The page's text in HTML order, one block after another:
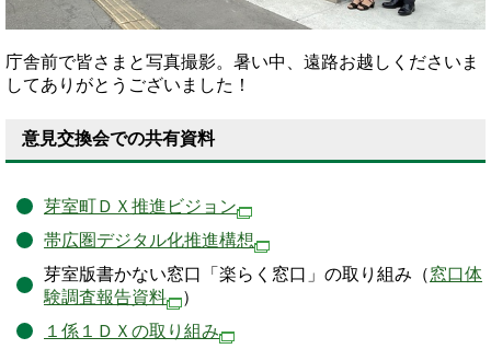
庁舎前で皆さまと写真撮影。暑い中、遠路お越しくださいま
してありがとうございました！
意見交換会での共有資料
芽室町ＤＸ推進ビジョン
帯広圏デジタル化推進構想
芽室版書かない窓口「楽らく窓口」の取り組み（窓口体
験調査報告資料
）
１係１ＤＸの取り組み